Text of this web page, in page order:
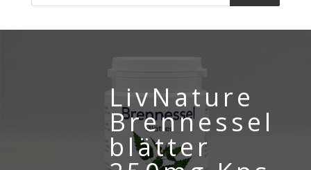
LivNature
Brennessel
blätter